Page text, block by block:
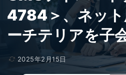
4784＞、ネッ
ーチテリアを子
2025年2月15日